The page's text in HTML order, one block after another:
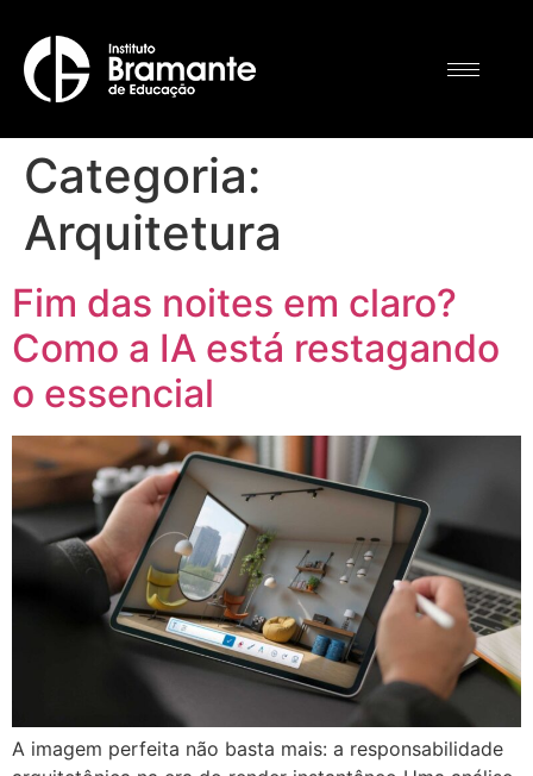
Categoria:
Arquitetura
Fim das noites em claro?
Como a IA está restagando
o essencial
A imagem perfeita não basta mais: a responsabilidade